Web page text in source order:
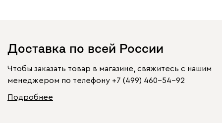
Доставка по всей России
Чтобы заказать товар в магазине, свяжитесь с нашим
менеджером по телефону +7 (499) 460-54-92
Подробнее